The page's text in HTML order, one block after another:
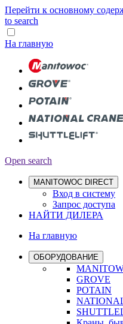
Перейти к основному
to search
На главную
Open search
MANITOWOC DIRECT
Вход в систему
Запрос доступа
НАЙТИ ДИЛЕРА
На главную
ОБОРУДОВАНИЕ
GROVE
POTAIN